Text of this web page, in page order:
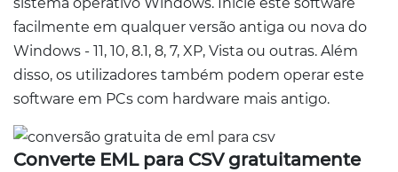
facilmente em qualquer versão antiga ou nova do
Windows - 11, 10, 8.1, 8, 7, XP, Vista ou outras. Além
disso, os utilizadores também podem operar este
software em PCs com hardware mais antigo.
Converte EML para CSV gratuitamente